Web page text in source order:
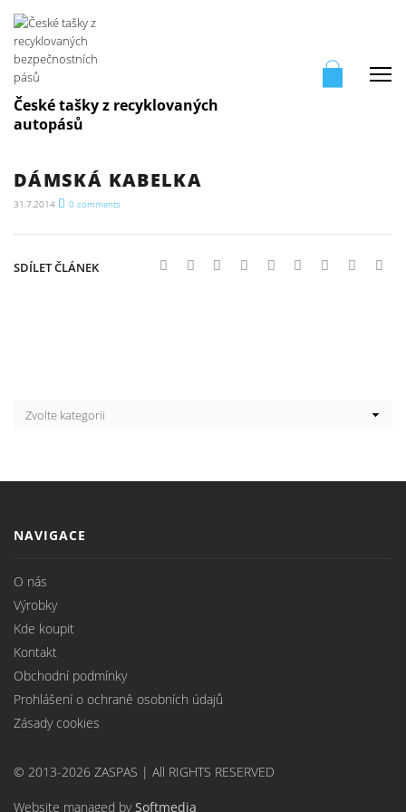
České tašky z recyklovaných
autopásů
DÁMSKÁ KABELKA
31.7.2014 0 comments
SDÍLET ČLÁNEK
NAVIGACE
O nás
Výrobky
Kde koupit
Kontakt
Obchodní podmínky
Prohlášení o ochraně osobních údajů
Zásady cookies
© 2013-2026 ZASPAS | All RIGHTS RESERVED
Website managed bySoftmedia